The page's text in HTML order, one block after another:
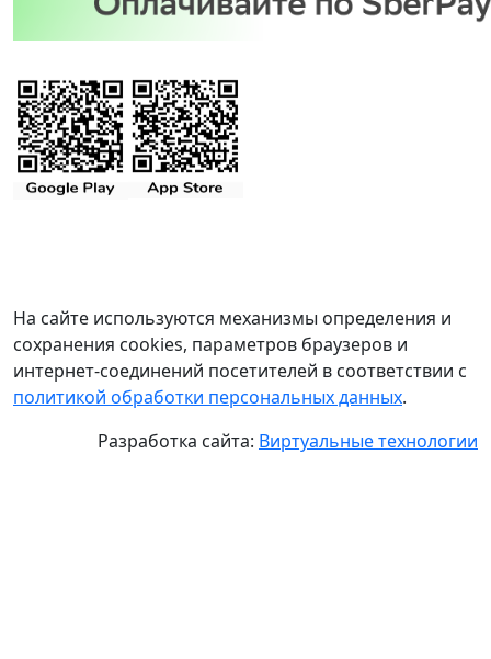
На сайте используются механизмы определения и
сохранения cookies, параметров браузеров и
интернет-соединений посетителей в соответствии с
политикой обработки персональных данных.
Разработка сайта: Виртуальные технологии